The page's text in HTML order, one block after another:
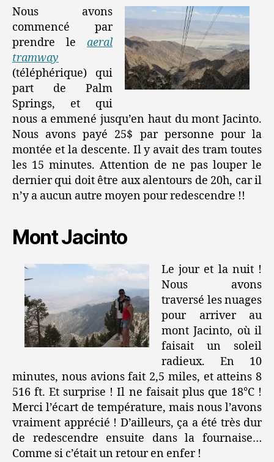
Nous avons
commencé par
prendre le aeral
tramway
(téléphérique) qui
part de Palm
Springs, et qui
nous a emmené jusqu’en haut du mont Jacinto.
Nous avons payé 25$ par personne pour la
montée et la descente. Il y avait des tram toutes
les 15 minutes. Attention de ne pas louper le
dernier qui doit être aux alentours de 20h, car il
n’y a aucun autre moyen pour redescendre !!
Mont Jacinto
Le jour et la nuit !
Nous avons
traversé les nuages
pour arriver au
mont Jacinto, où il
faisait un soleil
radieux. En 10
minutes, nous avions fait 2,5 miles, et atteins 8
516 ft. Et surprise ! Il ne faisait plus que 18°C !
Merci l’écart de température, mais nous l’avons
vraiment apprécié ! D’ailleurs, ça a été très dur
de redescendre ensuite dans la fournaise…
Comme si c’était un retour en enfer !